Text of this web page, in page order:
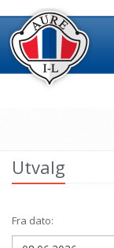
Utvalg
Fra dato: